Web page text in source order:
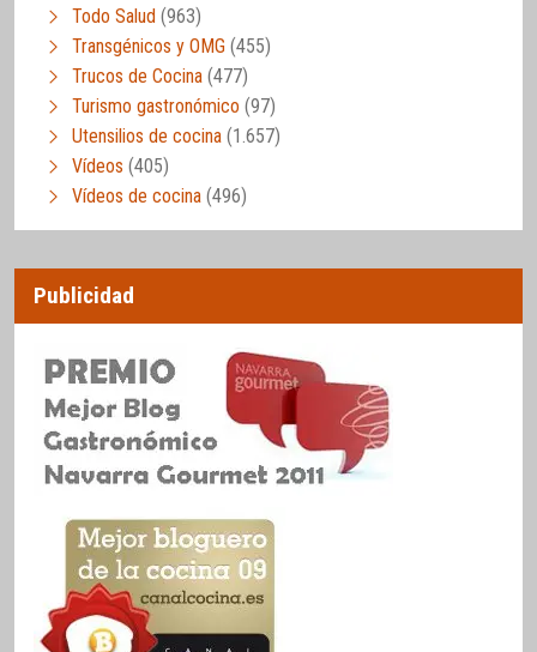
Todo Salud (963)
Transgénicos y OMG (455)
Trucos de Cocina (477)
Turismo gastronómico (97)
Utensilios de cocina (1.657)
Vídeos (405)
Vídeos de cocina (496)
Publicidad